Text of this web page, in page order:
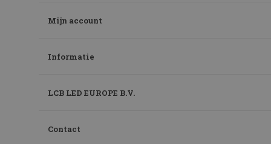
Mijn account
Informatie
LCB LED EUROPE B.V.
Contact